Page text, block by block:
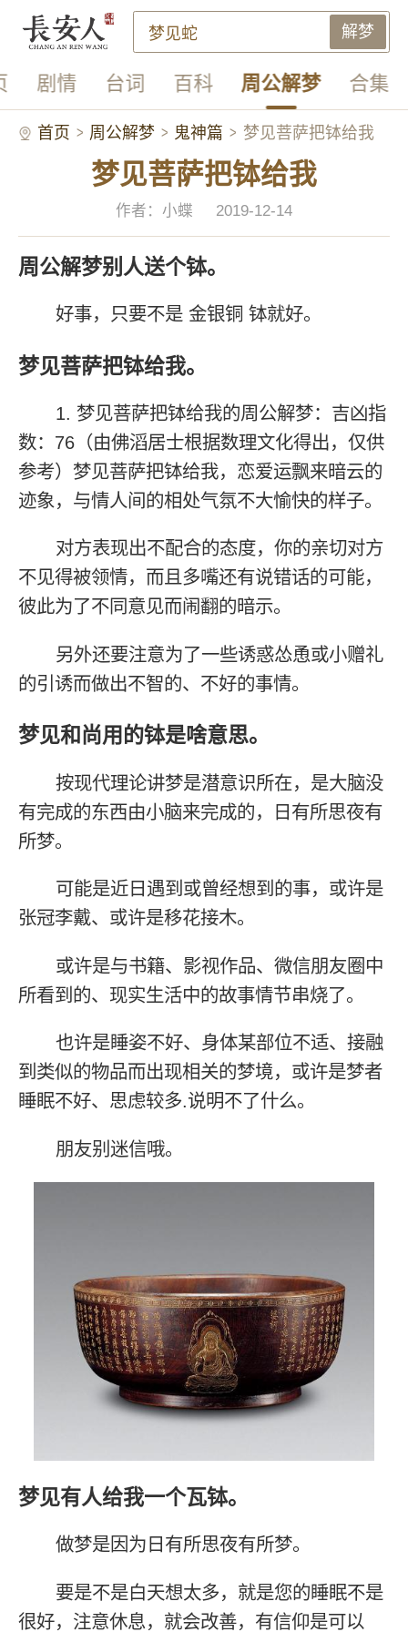
解梦
剧情 台词 百科 周公解梦 合集
首页 周公解梦 鬼神篇 梦见菩萨把钵给我
梦见菩萨把钵给我
作者：小蝶 2019-12-14
周公解梦别人送个钵。
好事，只要不是 金银铜 钵就好。
梦见菩萨把钵给我。
1. 梦见菩萨把钵给我的周公解梦：吉凶指
数：76（由佛滔居士根据数理文化得出，仅供
参考）梦见菩萨把钵给我，恋爱运飘来暗云的
迹象，与情人间的相处气氛不大愉快的样子。
对方表现出不配合的态度，你的亲切对方
不见得被领情，而且多嘴还有说错话的可能，
彼此为了不同意见而闹翻的暗示。
另外还要注意为了一些诱惑怂恿或小赠礼
的引诱而做出不智的、不好的事情。
梦见和尚用的钵是啥意思。
按现代理论讲梦是潜意识所在，是大脑没
有完成的东西由小脑来完成的，日有所思夜有
所梦。
可能是近日遇到或曾经想到的事，或许是
张冠李戴、或许是移花接木。
或许是与书籍、影视作品、微信朋友圈中
所看到的、现实生活中的故事情节串烧了。
也许是睡姿不好、身体某部位不适、接融
到类似的物品而出现相关的梦境，或许是梦者
睡眠不好、思虑较多.说明不了什么。
朋友别迷信哦。
梦见有人给我一个瓦钵。
做梦是因为日有所思夜有所梦。
要是不是白天想太多，就是您的睡眠不是
很好，注意休息，就会改善，有信仰是可以